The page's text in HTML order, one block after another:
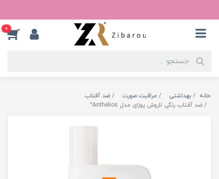
0
خانه بهداشتی مراقبت صورت
ضد آفتاب
ضد آفتاب رنگی لاروش پوزای مدل Anthelios^